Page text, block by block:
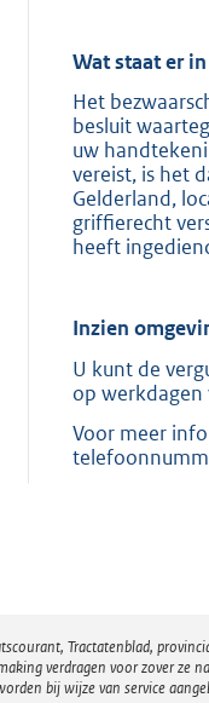
Wat staat er
Het
besluit
uw
vereist, is het
Gelderland,
griffierecht
heeft
Inzien
U kunt de
op
Voor meer
Tractatenblad,
verdragen voor zover
bij wijze van service